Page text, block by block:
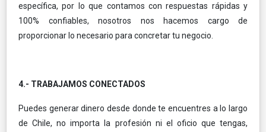
específica, por lo que contamos con respuestas rápidas y
100% confiables, nosotros nos hacemos cargo de
proporcionar lo necesario para concretar tu negocio.
4.- TRABAJAMOS CONECTADOS
Puedes generar dinero desde donde te encuentres a lo largo
de Chile, no importa la profesión ni el oficio que tengas,